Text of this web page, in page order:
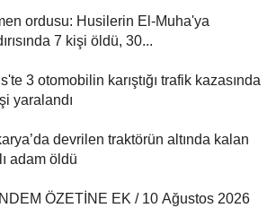
ordusu: Husilerin El-Muha'ya
7 kişi öldü, 30...
3 otomobilin karıştığı trafik kazasında
yaralandı
devrilen traktörün altında kalan
adam öldü
ÖZETİNE EK / 10 Ağustos 2026